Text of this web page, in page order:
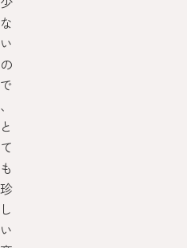
な
い
の
で
、
と
て
も
珍
し
い